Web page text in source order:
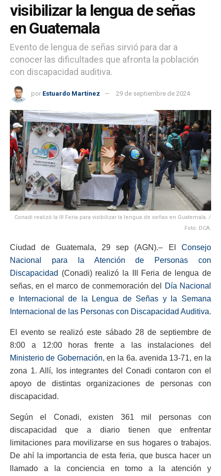
visibilizar la lengua de señas
en Guatemala
Evento de lengua de señas sirvió para dar a
conocer las dificultades que afronta la población
con discapacidad auditiva.
por Estuardo Martínez 29 de septiembre de 2024
Conadi realizó la III Feria para visibilizar la lengua de señas en Guatemala. /
Foto: DCA.
Ciudad de Guatemala, 29 sep (AGN).– El Consejo
Nacional para la Atención de Personas con
Discapacidad (Conadi) realizó la III Feria de lengua de
señas, en el marco de conmemoración del
Día Nacional
e Internacional de la Lengua de Señas y la Semana
Internacional de las Personas con Discapacidad Auditiva.
El evento se realizó este sábado 28 de septiembre de
8:00 a 12:00 horas frente a las instalaciones del
Ministerio de Gobernación, en la 6a. avenida 13-71, en la
zona 1. Allí, los integrantes del Conadi contaron con el
apoyo de distintas organizaciones de personas con
discapacidad.
Según el Conadi, existen 361 mil personas con
discapacidad que a diario tienen que enfrentar
limitaciones para movilizarse en sus hogares o trabajos.
De ahí la importancia de esta feria, que busca hacer un
llamado a la conciencia en torno a la atención y